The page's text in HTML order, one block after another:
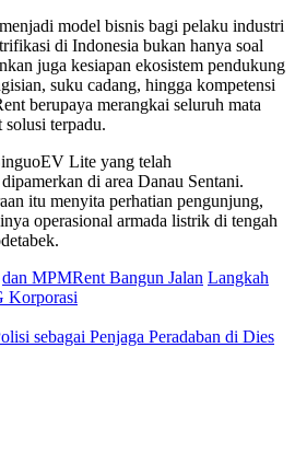
model bisnis bagi pelaku industri
di Indonesia bukan hanya soal
juga kesiapan ekosistem pendukung
suku cadang, hingga kompetensi
berupaya merangkai seluruh mata
solusi terpadu.
Lite yang telah
di area Danau Sentani.
itu menyita perhatian pengunjung,
operasional armada listrik di tengah
dan MPMRent Bangun Jalan Langkah
Korporasi
sebagai Penjaga Peradaban di Dies